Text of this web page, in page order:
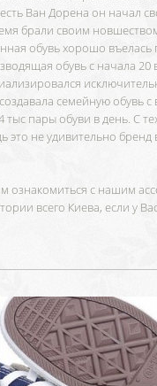
Ван Дорена он начал
брали своим
обувь хорошо въелась
обувь с начала 20
семейную обувь
тыс пары обуви в день.
это не удивительно
ознакомиться с нашим
всего Киева, если у